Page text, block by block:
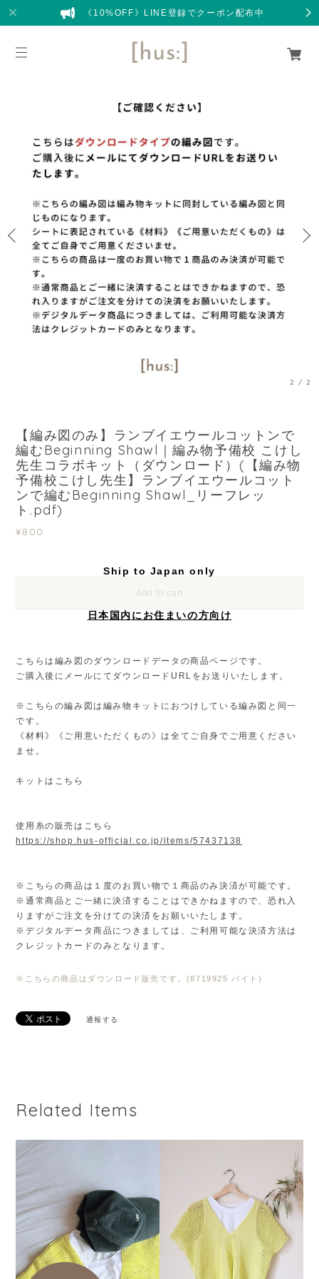
《10%OFF》LINE登録でクーポン配布中
2 /2
【編み図のみ】ランブイエウールコットンで
編むBeginning Shawl｜編み物予備校 こけし
先生コラボキット（ダウンロード）(【編み物
予備校こけし先生】ランブイエウールコット
ンで編むBeginning Shawl_リーフレッ
ト.pdf)
¥800
Ship to Japan only
Add to cart
日本国内にお住まいの方向け
こちらは編み図のダウンロードデータの商品ページです。
ご購入後にメールにてダウンロードURLをお送りいたします。
※こちらの編み図は編み物キットにおつけしている編み図と同一
です。
《材料》《ご用意いただくもの》は全てご自身でご用意ください
ませ。
キットはこちら
使用糸の販売はこちら
https://shop.hus-official.co.jp/items/57437138
※こちらの商品は１度のお買い物で１商品のみ決済が可能です。
※通常商品とご一緒に決済することはできかねますので、恐れ入
りますがご注文を分けての決済をお願いいたします。
※デジタルデータ商品につきましては、ご利用可能な決済方法は
クレジットカードのみとなります。
※こちらの商品はダウンロード販売です。(8719925 バイト)
通報する
Related Items